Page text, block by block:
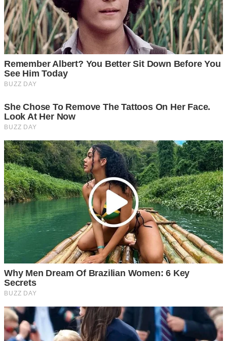
ในน้ำอุ่นจัด ทิ้งไว้ประมาณ 20 นาที จากนั้นจึงนำกุ้งออกมาจาก
ขวด ใช้ปรุงอาหารได้ทันที โดยที่เนื้อกุ้งยังคงความสดและแน่น
อยู่ เนื้อไม่นิ่มเละ เพียงเท่านี้ก็สามารถเก็บอาหารสดไว้ได้นาน
โดยไม่เสียรสชาติแล้ว
การใช้ขวดพลาสติกเก็บผักสวนครัวที่ใช้บ่อยๆ
ผักที่ใช้ในการทำอาหารบ่อยๆ เวลาซื้อหรือเก็บมาจากต้นเยอะๆ
มันจะเหี่ยวแห้งไวหากแช่ตู้เย็นปกติ แต่เราสามารถยืดอายุความ
สดได้โดยใช้ขวดพลาสติกเช่นเดียวกับการเก็บเนื้อกุ้ง